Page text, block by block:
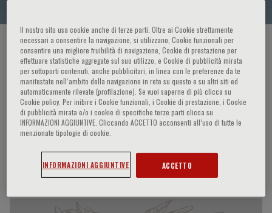
HOME PAGE / CORSI ED EVENTI / RELATORE
Andreas Papapetropoulos
Partecipazioni del relatore
Il nostro sito usa cookie anche di terze parti. Oltre ai Cookie strettamente
necessari a consentire la navigazione, si utilizzano, Cookie funzionali per
consentire una migliore fruibilità di navigazione, Cookie di prestazione per
effettuare statistiche aggregate sul suo utilizzo, e Cookie di pubblicità mirata
per sottoporti contenuti, anche pubblicitari, in linea con le preferenze da te
manifestate nell‘ambito della navigazione in rete su questo e su altri siti ed
automaticamente rilevate (profilazione). Se vuoi saperne di più clicca su
Cookie policy. Per inibire i Cookie funzionali, i Cookie di prestazione, i Cookie
di pubblicità mirata e/o i cookie di specifiche terze parti clicca su
INFORMAZIONI AGGIUNTIVE. Cliccando ACCETTO acconsenti all’uso di tutte le
menzionate tipologie di cookie.
INFORMAZIONI AGGIUNTIVE ACCETTO